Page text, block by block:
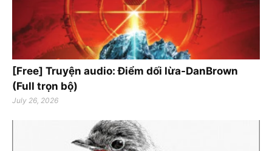
[Free] Truyện audio: Điểm dối lừa-DanBrown
(Full trọn bộ)
July 26, 2026